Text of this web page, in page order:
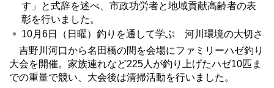
す」と式辞を述べ、市政功労者と地域貢献高齢者の表
彰を行いました。
10月6日（日曜）釣りを通して学ぶ 河川環境の大切さ
吉野川河口から名田橋の間を会場にファミリーハゼ釣り
大会を開催。家族連れなど225人が釣り上げたハゼ10匹ま
での重量で競い、大会後は清掃活動を行いました。